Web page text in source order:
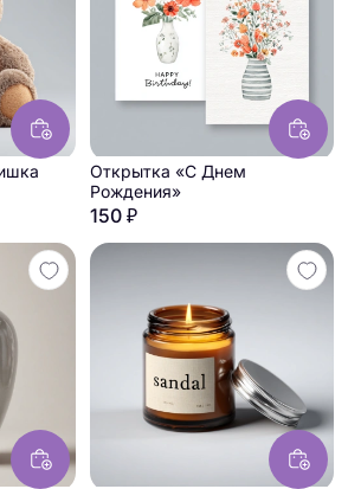
Открытка «С Днем
Рождения»
150 ₽